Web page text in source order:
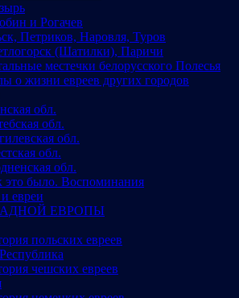
и Рогачев
Петриков, Наровля, Туров
(Шатилки), Паричи
местечки белорусского Полесья
о жизни евреев других городов
обл.
обл.
обл.
обл.
обл.
это было. Воспоминания
евреи
ЕВРОПЫ
польских евреев
чешских евреев